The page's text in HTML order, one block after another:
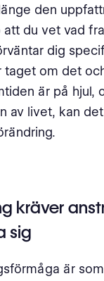
den
du vet vad
dig
om det
är på hjul,
av livet, kan
kräver
sig
är